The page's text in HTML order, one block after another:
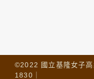
©2022 國立基隆女子
1830｜